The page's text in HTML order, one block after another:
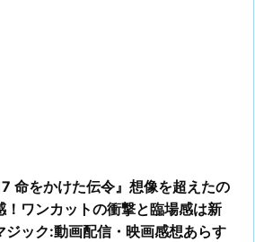
命をかけた伝令』想像を超えたの
！ワンカットの衝撃と臨場感は新
ジック:動画配信・映画感想あらす